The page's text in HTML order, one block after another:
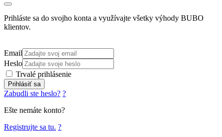
Prihláste sa do svojho konta a využívajte všetky výhody BUBO
klientov.
Email
Heslo
Trvalé prihlásenie
Prihlásiť sa
Zabudli ste heslo? ?
Ešte nemáte konto?
Registrujte sa tu. ?